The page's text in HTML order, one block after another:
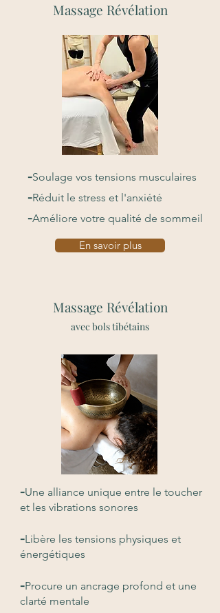
Massage Révélation
-Soulage vos tensions musculaires
-Réduit le stress et l'anxiété
-Améliore votre qualité de sommeil
En savoir plus
Massage Révélation
avec bols tibétains
-Une alliance unique entre le toucher
et les vibrations sonores
-Libère les tensions physiques et
énergétiques
-Procure un ancrage profond et une
clarté mentale